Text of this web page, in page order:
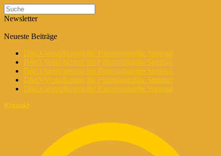
Newsletter
Neueste Beiträge
D&O-Versicherung für Führungskräfte Seminar
D&O-Versicherung für Führungskräfte Seminar
D&O-Versicherung für Führungskräfte Seminar
D&O-Versicherung für Führungskräfte Seminar
D&O-Versicherung für Führungskräfte Seminar
Kontakt